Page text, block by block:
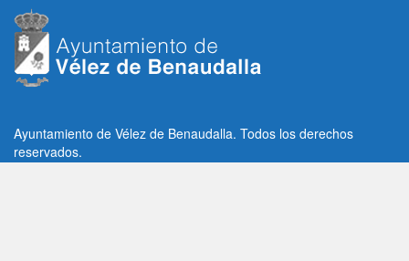
Ayuntamiento de Vélez de Benaudalla. Todos los derechos
reservados.